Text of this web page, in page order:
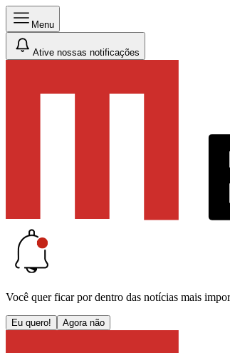
Menu
Ative nossas notificações
Você quer ficar por dentro das notícias mais
Eu quero! Agora não